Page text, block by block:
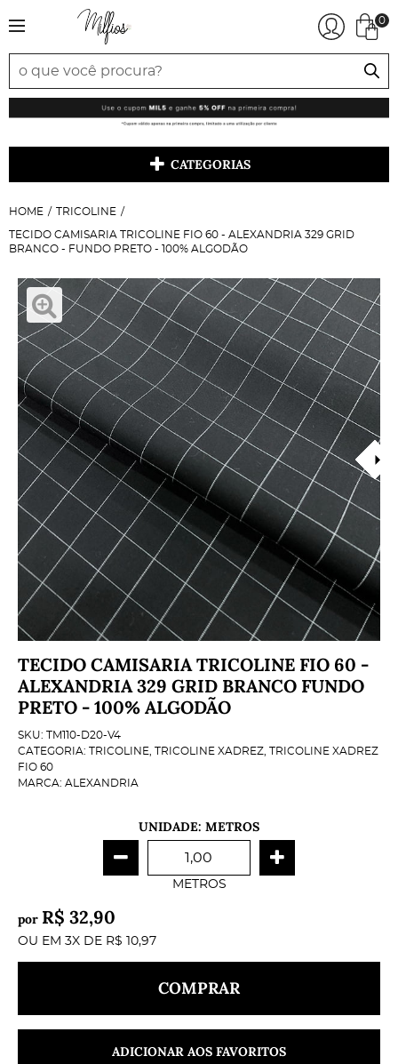
0
CATEGORIAS
HOME TRICOLINE
TECIDO CAMISARIA TRICOLINE FIO 60 - ALEXANDRIA 329 GRID
BRANCO - FUNDO PRETO - 100% ALGODÃO
TECIDO CAMISARIA TRICOLINE FIO 60 -
ALEXANDRIA 329 GRID BRANCO FUNDO
PRETO - 100% ALGODÃO
SKU: TM110-D20-V4
CATEGORIA: TRICOLINE TRICOLINE XADREZ TRICOLINE XADREZ
FIO 60
MARCA: ALEXANDRIA
UNIDADE: METROS
METROS
por R$ 32,90
OU EM 3X DE R$ 10,97
COMPRAR
ADICIONAR AOS FAVORITOS